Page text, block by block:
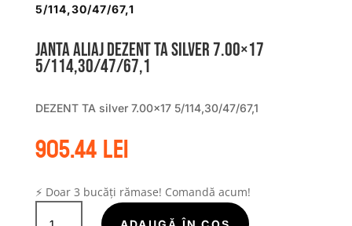
5/114,30/47/67,1
Janta aliaj DEZENT TA silver 7.00×17
5/114,30/47/67,1
DEZENT TA silver 7.00×17 5/114,30/47/67,1
905.44lei
⚡ Doar 3 bucăți rămase! Comandă acum!
Cantitate